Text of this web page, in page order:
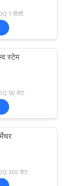
पीसी
स्टेम
सेट
सेट